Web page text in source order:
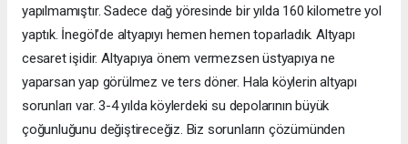
yapılmamıştır. Sadece dağ yöresinde bir yılda 160 kilometre yol
yaptık. İnegöl’de altyapıyı hemen hemen toparladık. Altyapı
cesaret işidir. Altyapıya önem vermezsen üstyapıya ne
yaparsan yap görülmez ve ters döner. Hala köylerin altyapı
sorunları var. 3-4 yılda köylerdeki su depolarının büyük
çoğunluğunu değiştireceğiz. Biz sorunların çözümünden